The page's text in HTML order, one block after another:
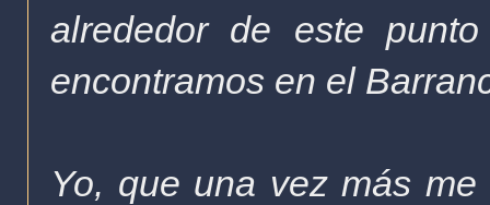
alrededor de este
encontramos en el
Yo, que una vez más